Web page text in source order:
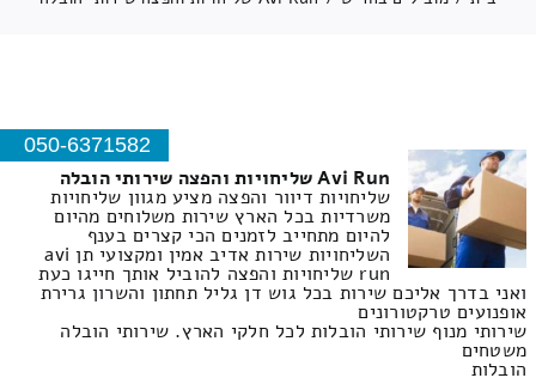
050-6371582
Avi Run שליחויות והפצה שירותי הובלה
שליחויות דיוור והפצה מציע מגוון שליחויות
משרדיות בכל הארץ שירות משלוחים מהיום
להיום מתחייב לזמנים הכי קצרים בענף
השליחויות שירות אדיב אמין ומקצועי תן avi
run שליחויות והפצה להוביל אותך חייגו כעת
ואני בדרך אליכם שירות בכל גוש דן גליל תחתון והשרון גרירת
אופנועים טרקטורונים
שירותי מנוף שירותי הובלות לכל חלקי הארץ. שירותי הובלה
משטחים
הובלות